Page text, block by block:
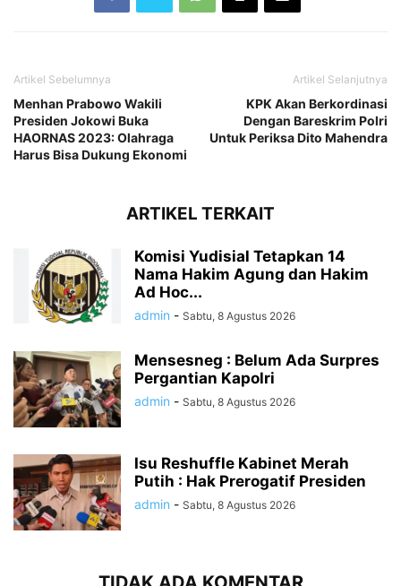
Artikel Sebelumnya
Menhan Prabowo Wakili
Presiden Jokowi Buka
HAORNAS 2023: Olahraga
Harus Bisa Dukung Ekonomi
Artikel Selanjutnya
KPK Akan Berkordinasi
Dengan Bareskrim Polri
Untuk Periksa Dito Mahendra
ARTIKEL TERKAIT
Komisi Yudisial Tetapkan 14
Nama Hakim Agung dan Hakim
Ad Hoc...
admin - Sabtu, 8 Agustus 2026
Mensesneg : Belum Ada Surpres
Pergantian Kapolri
admin - Sabtu, 8 Agustus 2026
Isu Reshuffle Kabinet Merah
Putih : Hak Prerogatif Presiden
admin - Sabtu, 8 Agustus 2026